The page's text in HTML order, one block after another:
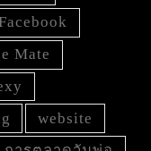
Mate
website